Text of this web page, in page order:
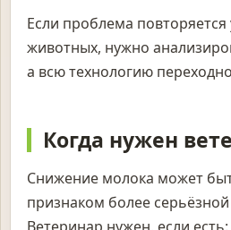
Если проблема повторяется
животных, нужно
а всю технологию
Когда нужен
Снижение молока может
признаком более